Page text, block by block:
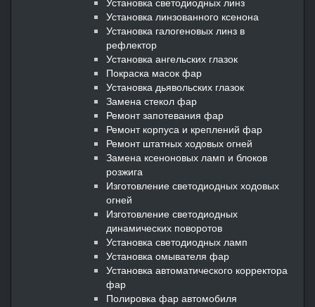
Установка линзованного ксенона
Установка галогеновых линз в
рефлектор
Установка ангельских глазок
Покраска масок фар
Установка дьявольских глазок
Замена стекол фар
Ремонт запотевания фар
Ремонт корпуса и креплений фар
Ремонт штатных ходовых огней
Замена ксеноновых ламп и блоков
розжига
Изготовление светодиодных ходовых
огней
Изготовление светодиодных
динамических поворотов
Установка светодиодных ламп
Установка омывателя фар
Установка автоматического корректора
фар
Полировка фар автомобиля